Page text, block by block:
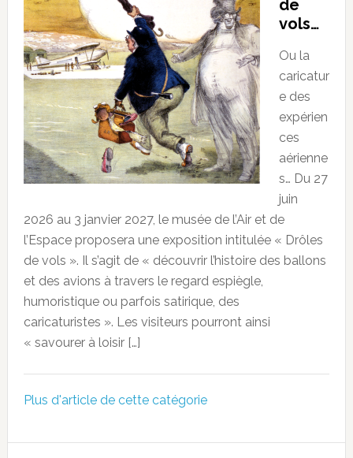
de
vols…
Ou la
caricatur
e des
expérien
ces
aérienne
s… Du 27
juin
2026 au 3 janvier 2027, le musée de l’Air et de
l’Espace proposera une exposition intitulée « Drôles
de vols ». Il s’agit de « découvrir l’histoire des ballons
et des avions à travers le regard espiègle,
humoristique ou parfois satirique, des
caricaturistes ». Les visiteurs pourront ainsi
« savourer à loisir […]
Plus d'article de cette catégorie